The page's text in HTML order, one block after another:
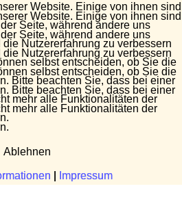
Website. Einige von ihnen sind
Seite, während andere uns
Nutzererfahrung zu verbessern
selbst entscheiden, ob Sie die
Bitte beachten Sie, dass bei einer
mehr alle Funktionalitäten der
Impressum
Website. Einige von ihnen sind
Seite, während andere uns
Nutzererfahrung zu verbessern
selbst entscheiden, ob Sie die
Bitte beachten Sie, dass bei einer
mehr alle Funktionalitäten der
Ablehnen
Impressum